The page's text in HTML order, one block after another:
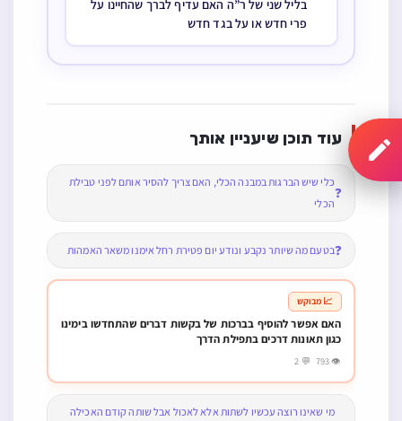
בליל שני של ר”ה האם עדיף לברך שהחיינו על
פרי חדש או על בגד חדש
עוד תוכן שיעניין אותך
❓
כלי שיש הברגות במבנה הכלי, האם צריך להסיר אותם לפני טבילת
הכלי
❓בטעם מה שיותר נקבע ונודע יום פטירת רחל אימנו משאר האמהות
📈 מבוקש
האם אפשר להוסיף בברכות של בקשות דברים שהתחדשו בימינו
כגון תאונות דרכים בתפילת הדרך
👁 793 💬 2
מי שאינו רוצה עכשיו לשתות אלא לאכול אבל שותה קודם האכילה